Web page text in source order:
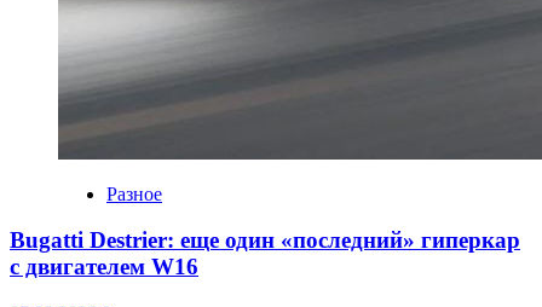
Разное
Bugatti Destrier: еще один «последний» гиперкар
с двигателем W16